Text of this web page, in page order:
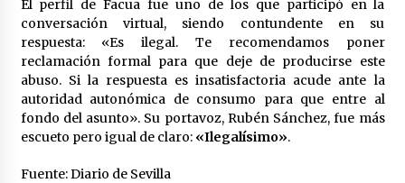
El cultivo casero de marihuana deja sin luz dos
meses a 256 familias en Sevilla
22 de abril de 2022
La Feria de Abril de Sevilla será un 25% más
cara por la crisis mundial
El perfil de Facua fue uno de los que participó en la
conversación virtual, siendo contundente en su
respuesta: «Es ilegal. Te recomendamos poner
reclamación formal para que deje de producirse este
abuso. Si la respuesta es insatisfactoria acude ante la
autoridad autonómica de consumo para que entre al
fondo del asunto». Su portavoz, Rubén Sánchez, fue más
escueto pero igual de claro: «Ilegalísimo».
Fuente: Diario de Sevilla